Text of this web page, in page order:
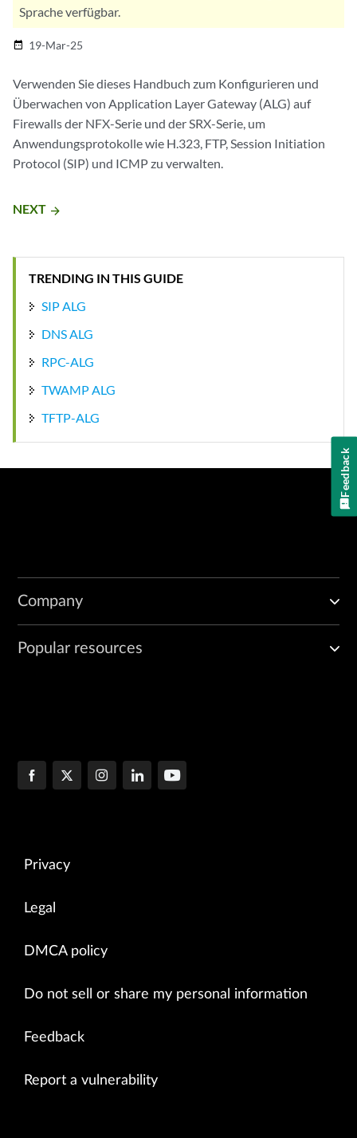
Sprache verfügbar.
date_range 19-Mar-25
Verwenden Sie dieses Handbuch zum Konfigurieren und
Überwachen von Application Layer Gateway (ALG) auf
Firewalls der NFX-Serie und der SRX-Serie, um
Anwendungsprotokolle wie H.323, FTP, Session Initiation
Protocol (SIP) und ICMP zu verwalten.
NEXT arrow_forward
TRENDING IN THIS GUIDE
SIP ALG
DNS ALG
RPC-ALG
TWAMP ALG
TFTP-ALG
Company
Popular resources
Privacy
Legal
DMCA policy
Do not sell or share my personal information
Feedback
Report a vulnerability
Feedback